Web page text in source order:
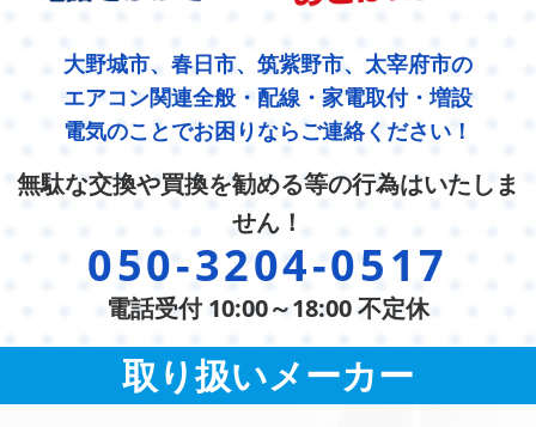
大野城市、春日市、筑紫野市、太宰府市の
エアコン関連全般・配線・家電取付・増設
電気のことでお困りならご連絡ください！
無駄な交換や買換を勧める等の行為はいたしま
せん！
050-3204-0517
電話受付 10:00～18:00 不定休
取り扱いメーカー